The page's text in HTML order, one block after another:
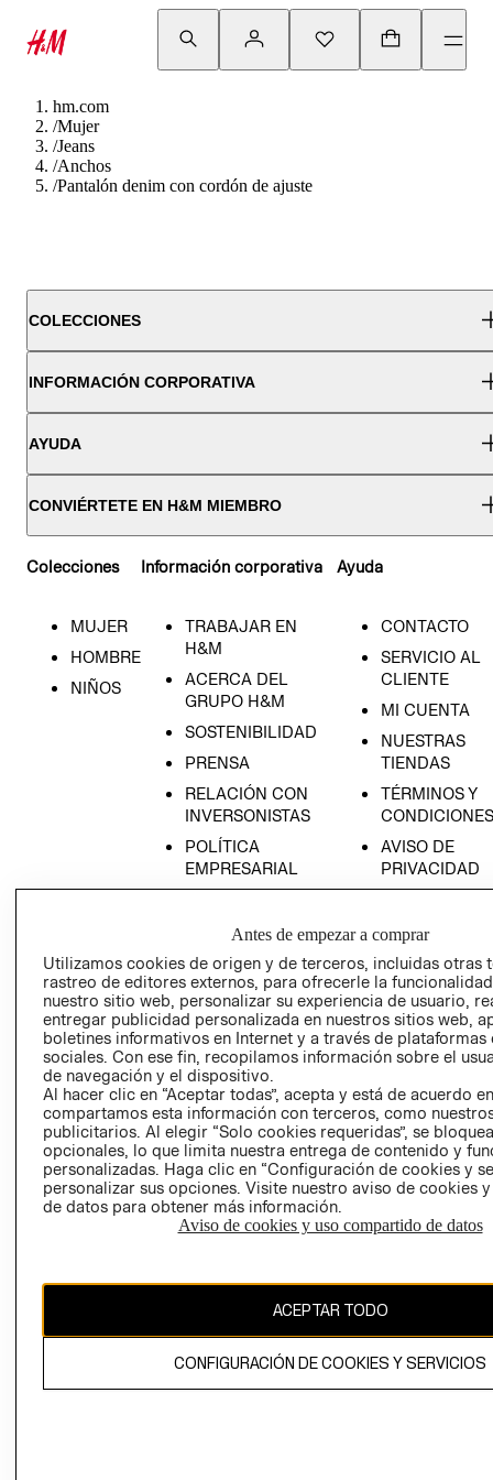
hm.com
/Mujer
/Jeans
/Anchos
/Pantalón denim con cordón de ajuste
COLECCIONES
INFORMACIÓN CORPORATIVA
AYUDA
CONVIÉRTETE EN H&M MIEMBRO
Colecciones
MUJER
HOMBRE
NIÑOS
Información corporativa
TRABAJAR EN
H&M
ACERCA DEL
GRUPO H&M
SOSTENIBILIDAD
PRENSA
RELACIÓN CON
INVERSONISTAS
POLÍTICA
EMPRESARIAL
Ayuda
CONTACTO
SERVICIO AL
CLIENTE
MI CUENTA
NUESTRAS
TIENDAS
TÉRMINOS Y
CONDICIONES
AVISO DE
PRIVACIDAD
AVISO DE
LIBRO DE
Ecuador ($)
CAMBIAR REGIÓN
propiedad de H&M Hennes & Mauritz AB.
Antes de empezar a comprar
Utilizamos cookies de origen y de terceros, incluidas otras
rastreo de editores externos, para ofrecerle la
nuestro sitio web, personalizar su experiencia de usuario,
entregar publicidad personalizada en nuestros sitios web,
boletines informativos en Internet y a través de plataformas
sociales. Con ese fin, recopilamos información sobre el
de navegación y el dispositivo.
Al hacer clic en “Aceptar todas”, acepta y está de acuerdo
compartamos esta información con terceros, como
publicitarios. Al elegir “Solo cookies requeridas”, se
opcionales, lo que limita nuestra entrega de contenido y
personalizadas. Haga clic en “Configuración de cookies y
personalizar sus opciones. Visite nuestro aviso de cookies
de datos para obtener más información.
Aviso de cookies y uso compartido de datos
ACEPTAR TODO
CONFIGURACIÓN DE COOKIES Y SERVICIOS